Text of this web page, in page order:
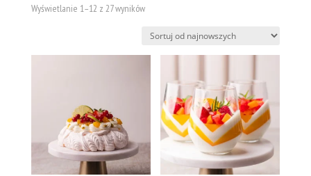
Wyświetlanie 1–12 z 27 wynikówPosortowane
najnowszych